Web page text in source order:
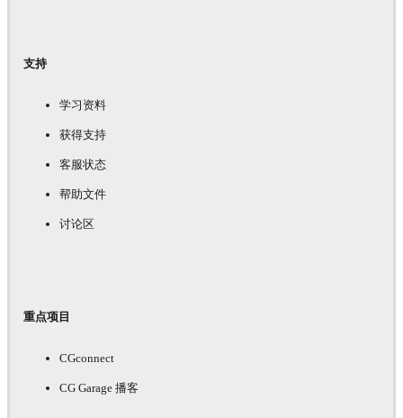
支持
学习资料
获得支持
客服状态
帮助文件
讨论区
重点项目
CGconnect
CG Garage 播客